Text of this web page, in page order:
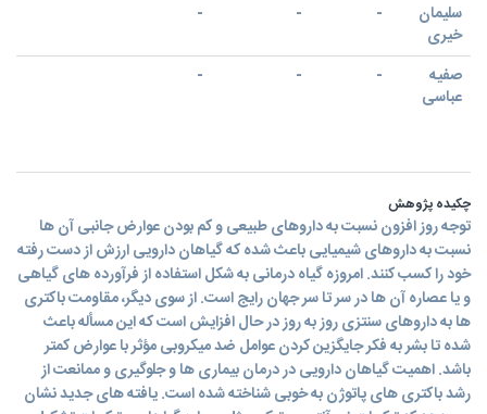
سلیمان
خیری
-
-
-
صفیه
عباسی
-
-
-
چکیده پژوهش
توجه روز افزون نسبت به داروهای طبیعی و کم بودن عوارض جانبی آن ها
نسبت به داروهای شیمیایی باعث شده که گیاهان دارویی ارزش از دست رفته
خود را کسب کنند. امروزه گیاه درمانی به شکل استفاده از فرآورده های گیاهی
و یا عصاره آن ها در سر تا سر جهان رایج است. از سوی دیگر، مقاومت باکتری
ها به داروهای سنتزی روز به روز در حال افزایش است که این مسأله باعث
شده تا بشر به فکر جایگزین کردن عوامل ضد میکروبی مؤثر با عوارض کمتر
باشد. اهمیت گیاهان دارویی در درمان بیماری ها و جلوگیری و ممانعت از
رشد باکتری های پاتوژن به خوبی شناخته شده است. یافته های جدید نشان